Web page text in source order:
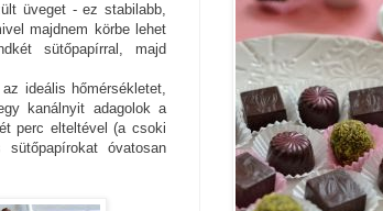
üveget - ez stabilabb,
majdnem körbe lehet
sütőpapírral, majd
ideális hőmérsékletet,
kanálnyit adagolok a
perc elteltével (a csoki
óvatosan